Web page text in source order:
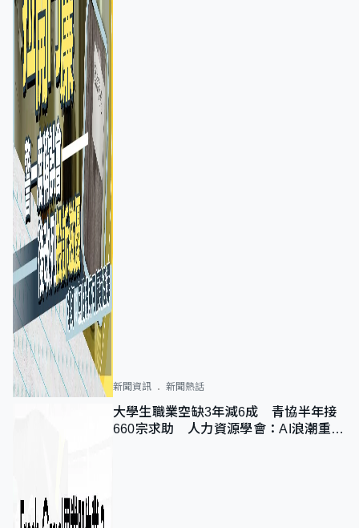
新聞資訊 新聞熱話
大學生職業空缺3年減6成 青協半年接
660宗求助 人力資源學會：AI浪潮重整